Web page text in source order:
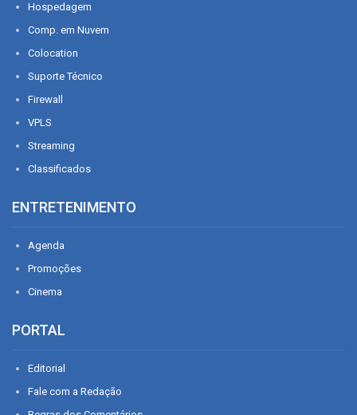
Hospedagem
Comp. em Nuvem
Colocation
Suporte Técnico
Firewall
VPLS
Streaming
Classificados
ENTRETENIMENTO
Agenda
Promoções
Cinema
PORTAL
Editorial
Fale com a Redação